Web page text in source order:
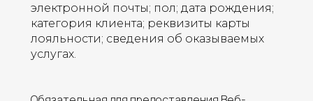
электронной почты; пол; дата рождения;
категория клиента; реквизиты карты
лояльности; сведения об оказываемых
услугах.